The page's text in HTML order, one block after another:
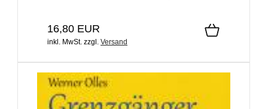
16,80 EUR
inkl. MwSt. zzgl. Versand